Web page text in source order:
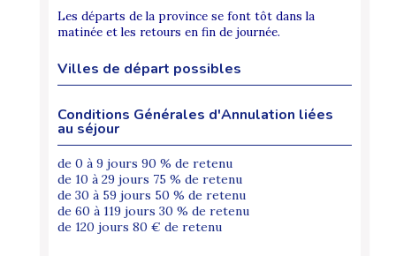
Les départs de la province se font tôt dans la
matinée et les retours en fin de journée.
Villes de départ possibles
Conditions Générales d'Annulation liées
au séjour
de 0 à 9 jours 90 % de retenu
de 10 à 29 jours 75 % de retenu
de 30 à 59 jours 50 % de retenu
de 60 à 119 jours 30 % de retenu
de 120 jours 80 € de retenu